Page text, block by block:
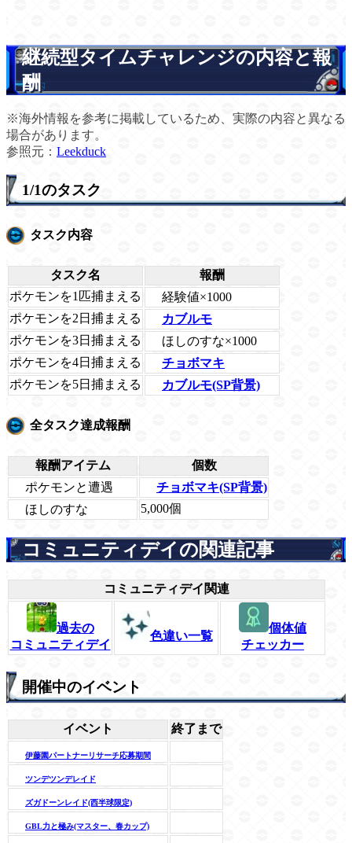
継続型タイムチャレンジの内容と報
酬
※海外情報を参考に掲載しているため、実際の内容と異なる
場合があります。
参照元： Leekduck
1/1のタスク
タスク内容
タスク名
報酬
ポケモンを1匹捕まえる
経験値×1000
ポケモンを2日捕まえる
カブルモ
ポケモンを3日捕まえる
ほしのすな×1000
ポケモンを4日捕まえる
チョボマキ
ポケモンを5日捕まえる
カブルモ(SP背景)
全タスク達成報酬
報酬アイテム
個数
ポケモンと遭遇
チョボマキ(SP背景)
ほしのすな
5,000個
コミュニティデイの関連記事
コミュニティデイ関連
過去の
コミュニティデイ
色違い一覧
個体値
チェッカー
開催中のイベント
イベント 終了まで
伊藤園パートナーリサーチ応募期間
ツンデツンデレイド
ズガドーンレイド(西半球限定)
GBL力と極み(マスター、春カップ)